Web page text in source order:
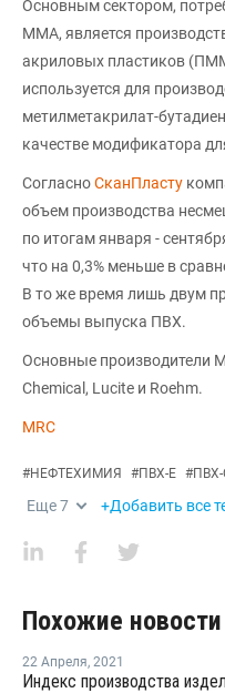
Основным сектором,
ММА, является
акриловых пластиков
используется для
метилметакрилат-
качестве модификатора
СогласноСканПласту
объем производства
по итогам января -
что на 0,3% меньше в
В то же время лишь двум
объемы выпуска ПВХ.
Основные производители
Chemical, Lucite и Roehm.
MRC
#НЕФТЕХИМИЯ #ПВХ-Е #ПВХ-
Еще7 +Добавить все
Похожие новости
22 Апреля, 2021